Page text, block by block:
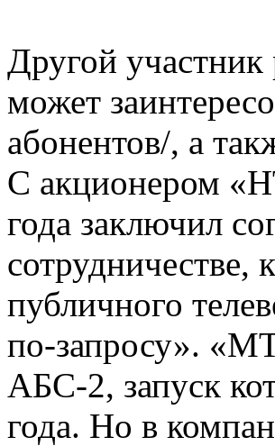
Другой
может
абонентов/, а
С акционером
года заключил
сотрудничестве,
публичного
по-запросу».
АБС-2, запуск
года. Но в